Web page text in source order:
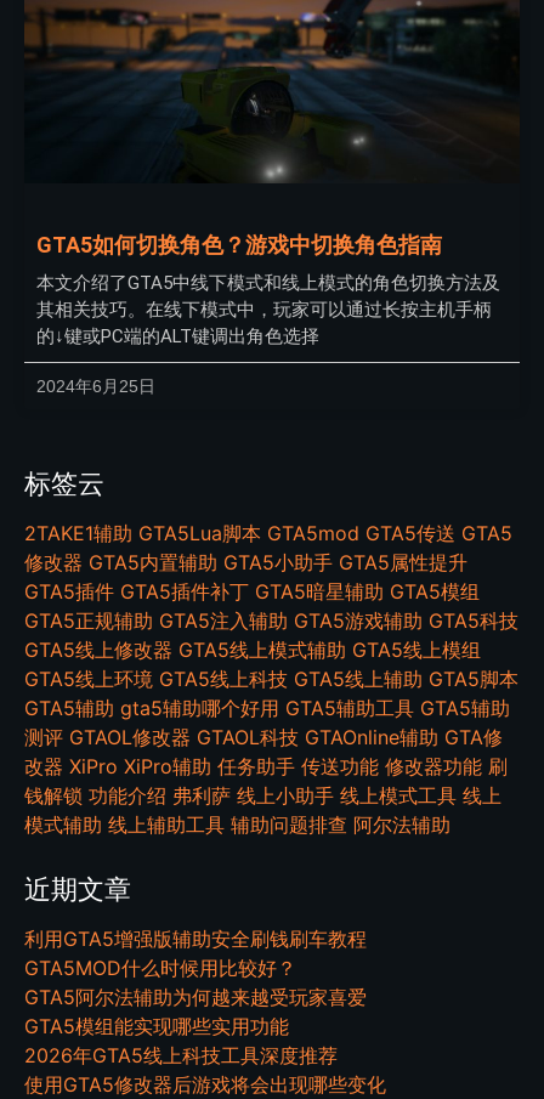
GTA5如何切换角色？游戏中切换角色指南
本文介绍了GTA5中线下模式和线上模式的角色切换方法及
其相关技巧。在线下模式中，玩家可以通过长按主机手柄
的↓键或PC端的ALT键调出角色选择
2024年6月25日
标签云
2TAKE1辅助 GTA5Lua脚本 GTA5mod GTA5传送 GTA5
修改器 GTA5内置辅助 GTA5小助手 GTA5属性提升
GTA5插件 GTA5插件补丁 GTA5暗星辅助 GTA5模组
GTA5正规辅助 GTA5注入辅助 GTA5游戏辅助 GTA5科技
GTA5线上修改器 GTA5线上模式辅助 GTA5线上模组
GTA5线上环境 GTA5线上科技 GTA5线上辅助 GTA5脚本
GTA5辅助 gta5辅助哪个好用 GTA5辅助工具 GTA5辅助
测评 GTAOL修改器 GTAOL科技 GTAOnline辅助 GTA修
改器 XiPro XiPro辅助 任务助手 传送功能 修改器功能 刷
钱解锁 功能介绍 弗利萨 线上小助手 线上模式工具 线上
模式辅助 线上辅助工具 辅助问题排查 阿尔法辅助
近期文章
利用GTA5增强版辅助安全刷钱刷车教程
GTA5MOD什么时候用比较好？
GTA5阿尔法辅助为何越来越受玩家喜爱
GTA5模组能实现哪些实用功能
2026年GTA5线上科技工具深度推荐
使用GTA5修改器后游戏将会出现哪些变化